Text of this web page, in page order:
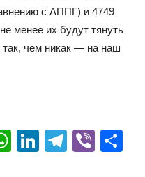
с АППГ) и 4749
менее их будут тянуть
так, чем никак — на наш
WhatsApp
LinkedIn